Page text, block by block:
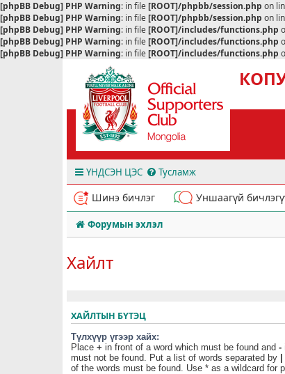
[phpBB Debug] PHP Warning: in file[ROOT]/phpbb/session.php on
[phpBB Debug] PHP Warning: in file[ROOT]/phpbb/session.php on
[phpBB Debug] PHP Warning: in file[ROOT]/includes/functions.php
[phpBB Debug] PHP Warning: in file[ROOT]/includes/functions.php
[phpBB Debug] PHP Warning: in file[ROOT]/includes/functions.php
ҮНДСЭН ЦЭС Тусламж
Шинэ бичлэг Уншаагүй
Форумын эхлэл
Хайлт
ХАЙЛТЫН БҮТЭЦ
Түлхүүр үгээр хайх:
Place + in front of a word which must be found and -
must not be found. Put a list of words separated by
of the words must be found. Use * as a wildcard for